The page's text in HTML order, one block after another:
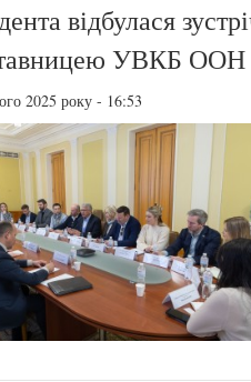
відбулася
УВКБ ООН
2025 року - 16:53